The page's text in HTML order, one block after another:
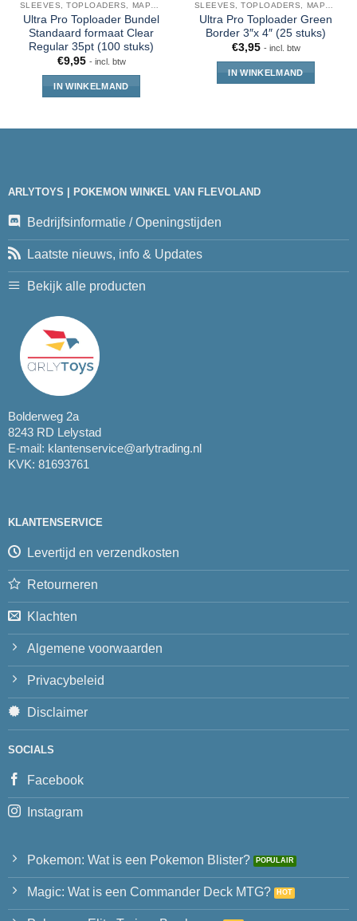
SLEEVES, TOPLOADERS, MAPPEN EN DECKBOX
Ultra Pro Toploader Bundel
Standaard formaat Clear
Regular 35pt (100 stuks)
€9,95 - incl. btw
IN WINKELMAND
SLEEVES, TOPLOADERS, MAPPEN EN DECKBOX
Ultra Pro Toploader Green
Border 3″x 4″ (25 stuks)
€3,95 - incl. btw
IN WINKELMAND
ARLYTOYS | POKEMON WINKEL VAN FLEVOLAND
Bedrijfsinformatie / Openingstijden
Laatste nieuws, info & Updates
Bekijk alle producten
Bolderweg 2a
8243 RD Lelystad
E-mail: klantenservice@arlytrading.nl
KVK: 81693761
KLANTENSERVICE
Levertijd en verzendkosten
Retourneren
Klachten
Algemene voorwaarden
Privacybeleid
Disclaimer
SOCIALS
Facebook
Instagram
Pokemon: Wat is een Pokemon Blister?
Magic: Wat is een Commander Deck MTG?